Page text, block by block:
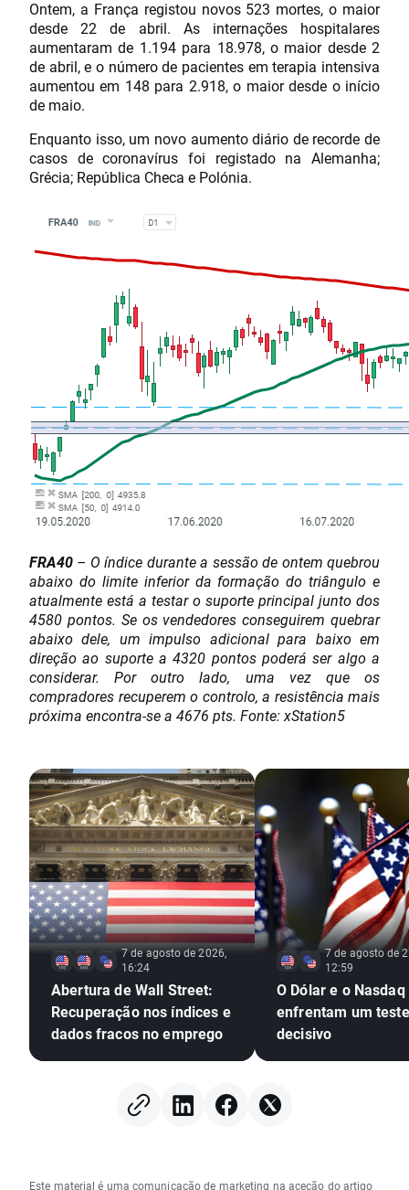
Ontem, a França registou novos 523 mortes, o maior
desde 22 de abril. As internações hospitalares
aumentaram de 1.194 para 18.978, o maior desde 2
de abril, e o número de pacientes em terapia intensiva
aumentou em 148 para 2.918, o maior desde o início
de maio.
Enquanto isso, um novo aumento diário de recorde de
casos de coronavírus foi registado na Alemanha;
Grécia; República Checa e Polónia.
FRA40 – O índice durante a sessão de ontem quebrou
abaixo do limite inferior da formação do triângulo e
atualmente está a testar o suporte principal junto dos
4580 pontos. Se os vendedores conseguirem quebrar
abaixo dele, um impulso adicional para baixo em
direção ao suporte a 4320 pontos poderá ser algo a
considerar. Por outro lado, uma vez que os
compradores recuperem o controlo, a resistência mais
próxima encontra-se a 4676 pts. Fonte: xStation5
7 de agosto de 2026,
16:24
Abertura de Wall Street:
Recuperação nos índices e
dados fracos no emprego
7 de agosto de
12:59
O Dólar e o Nasdaq
enfrentam um teste
decisivo
Este material é uma comunicação de marketing na aceção do artigo